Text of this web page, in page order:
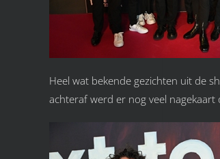
Heel wat bekende gezichten uit de
achteraf werd er nog veel nagekaart